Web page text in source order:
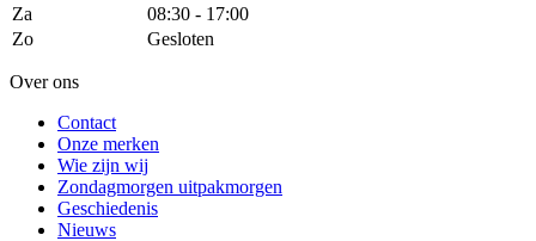
Za
08:30 - 17:00
Zo
Gesloten
Over ons
Contact
Onze merken
Wie zijn wij
Zondagmorgen uitpakmorgen
Geschiedenis
Nieuws